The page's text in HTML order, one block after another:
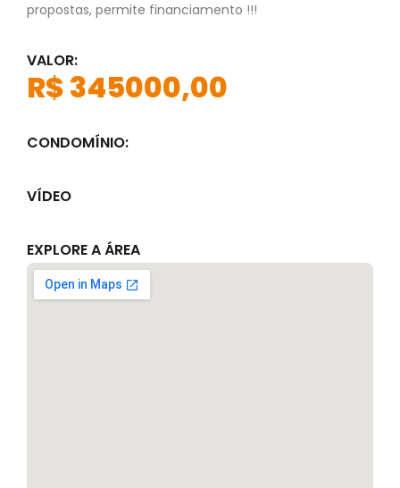
propostas, permite financiamento !!!
VALOR:
R$ 345000,00
CONDOMÍNIO:
VÍDEO
EXPLORE A ÁREA